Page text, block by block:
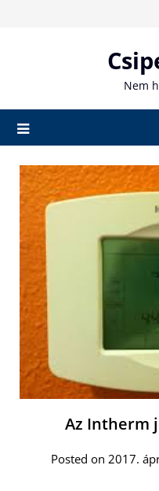
Nem
Az Intherm
Posted on 2017.